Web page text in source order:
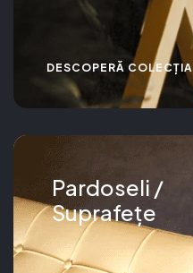
DESCOPERĂ COLECȚIA
Pardoseli /
Suprafețe